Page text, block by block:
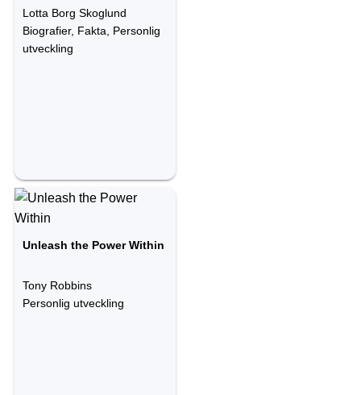
Lotta Borg Skoglund
Biografier, Fakta, Personlig
utveckling
Unleash the Power Within
Tony Robbins
Personlig utveckling